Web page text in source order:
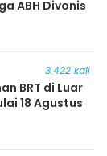
ABH Divonis
3.422 kali
BRT di Luar
18 Agustus